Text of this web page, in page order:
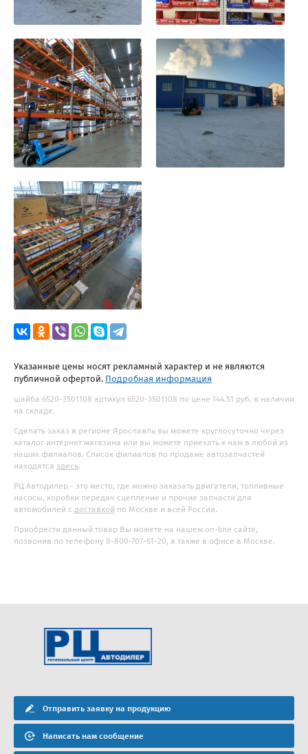
Указанные цены носят рекламный характер и не являются
публичной офертой. Подробная информация
шайба 6520-3501108 артикул 6520-3501108 по цене 144.51 руб. в наличии
на складе.
Сделать заказ в регионе Ярославль вы можете круглосуточно через
каталог интернет магазина или вы можете приехать к нам в любой из
наших филиалов. Список филиалов по продаже автозапчастей
находятся здесь.
РЦ Автодилер - это место, где можно заказать двигатели, топливные
насосы, коробки передач сцепление и прочие запчасти для
автомобилей с доставкой по Москве и всей России.
Приобрести данный товар Вы можете на нашем on-line сайте,
позвонив по телефону 8-800-707-61-20, а также в офисе в Москве.
Отправить заявку на продукцию
Написать нам сообщение